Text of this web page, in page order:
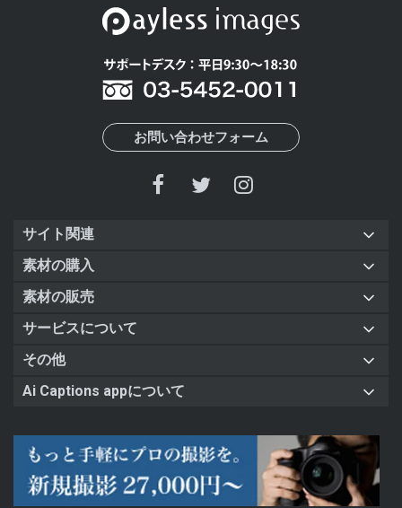
お問い合わせフォーム
サイト関連
素材の購入
素材の販売
サービスについて
その他
Ai Captions appについて